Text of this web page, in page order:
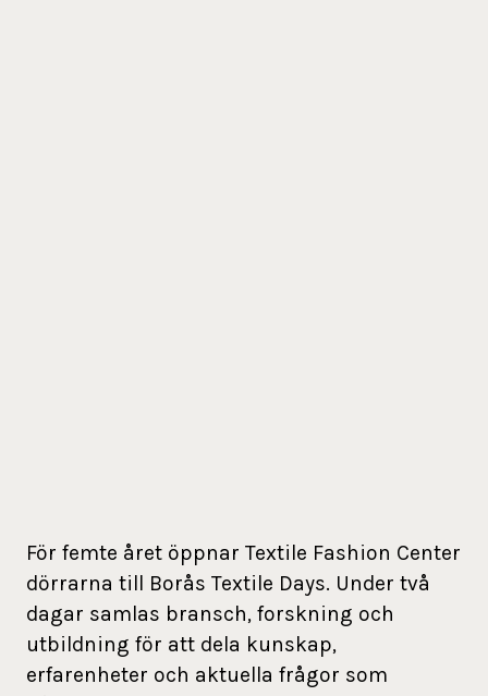
För femte året öppnar Textile Fashion Center
dörrarna till Borås Textile Days. Under två
dagar samlas bransch, forskning och
utbildning för att dela kunskap,
erfarenheter och aktuella frågor som